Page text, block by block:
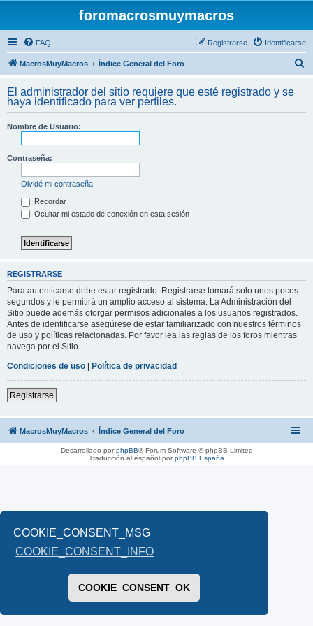
COOKIE_CONSENT_MSG
COOKIE_CONSENT_INFO
COOKIE_CONSENT_OK
foromacrosmuymacros
FAQ Identificarse
Registrarse
MacrosMuyMacros Índice General del Foro
c
El administrador del sitio requiere que esté registrado y se
haya identificado para ver perfiles.
Nombre de Usuario:
Contraseña:
Olvidé mi contraseña
Recordar
Ocultar mi estado de conexión en esta sesión
REGISTRARSE
Para autenticarse debe estar registrado. Registrarse tomará solo unos pocos
segundos y le permitirá un amplio acceso al sistema. La Administración del
Sitio puede además otorgar permisos adicionales a los usuarios registrados.
Antes de identificarse asegúrese de estar familiarizado con nuestros términos
de uso y políticas relacionadas. Por favor lea las reglas de los foros mientras
navega por el Sitio.
Condiciones de uso | Política de privacidad
Registrarse
MacrosMuyMacros Índice General del Foro
Desarrollado porphpBB® Forum Software © phpBB Limited
Traducción al español porphpBB España